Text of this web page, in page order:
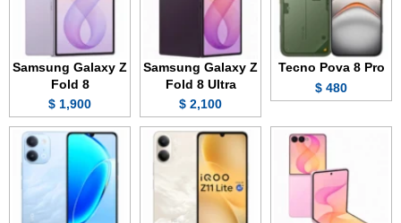
Tecno Pova 8 Pro
480 $
Samsung Galaxy Z
Fold 8 Ultra
2,100 $
Samsung Galaxy Z
Fold 8
1,900 $